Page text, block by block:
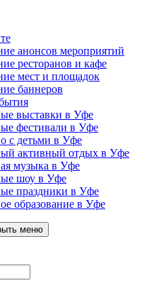
анонсов мероприятий
ресторанов и кафе
мест и площадок
баннеров
выставки в Уфе
фестивали в Уфе
с детьми в Уфе
активный отдых в Уфе
музыка в Уфе
шоу в Уфе
праздники в Уфе
образование в Уфе
меню